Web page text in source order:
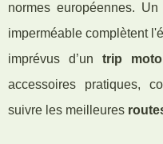
normes européennes.
imperméable complètent
imprévus d’untrip moto
accessoires pratiques,
suivre les meilleures